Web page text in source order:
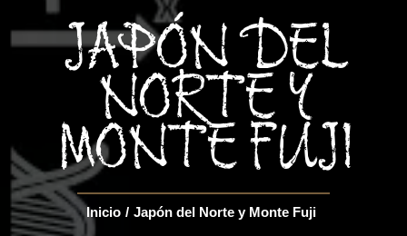
FORMACIÓN
GUÍAS
CIRCUITOS
JAPÓN DEL
NORTE Y
MONTE FUJI
Inicio / Japón del Norte y Monte Fuji